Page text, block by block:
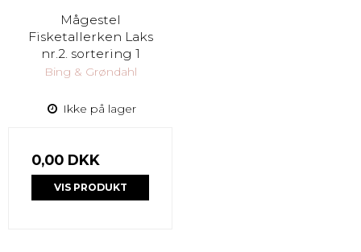
Mågestel
Fisketallerken Laks
nr.2. sortering 1
Bing & Grøndahl
Ikke på lager
0,00 DKK
VIS PRODUKT